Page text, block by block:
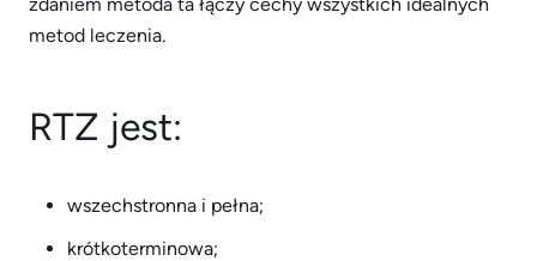
metod leczenia.
RTZ jest:
wszechstronna i pełna;
krótkoterminowa;